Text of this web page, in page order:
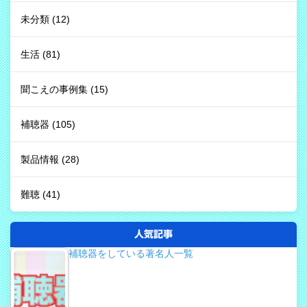
未分類 (12)
生活 (81)
聞こえの事例集 (15)
補聴器 (105)
製品情報 (28)
難聴 (41)
人気記事
補聴器をしている著名人一覧